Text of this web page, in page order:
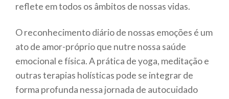
reflete em todos os âmbitos de nossas vidas.
O reconhecimento diário de nossas emoções é um
ato de amor-próprio que nutre nossa saúde
emocional e física. A prática de yoga, meditação e
outras terapias holísticas pode se integrar de
forma profunda nessa jornada de autocuidado